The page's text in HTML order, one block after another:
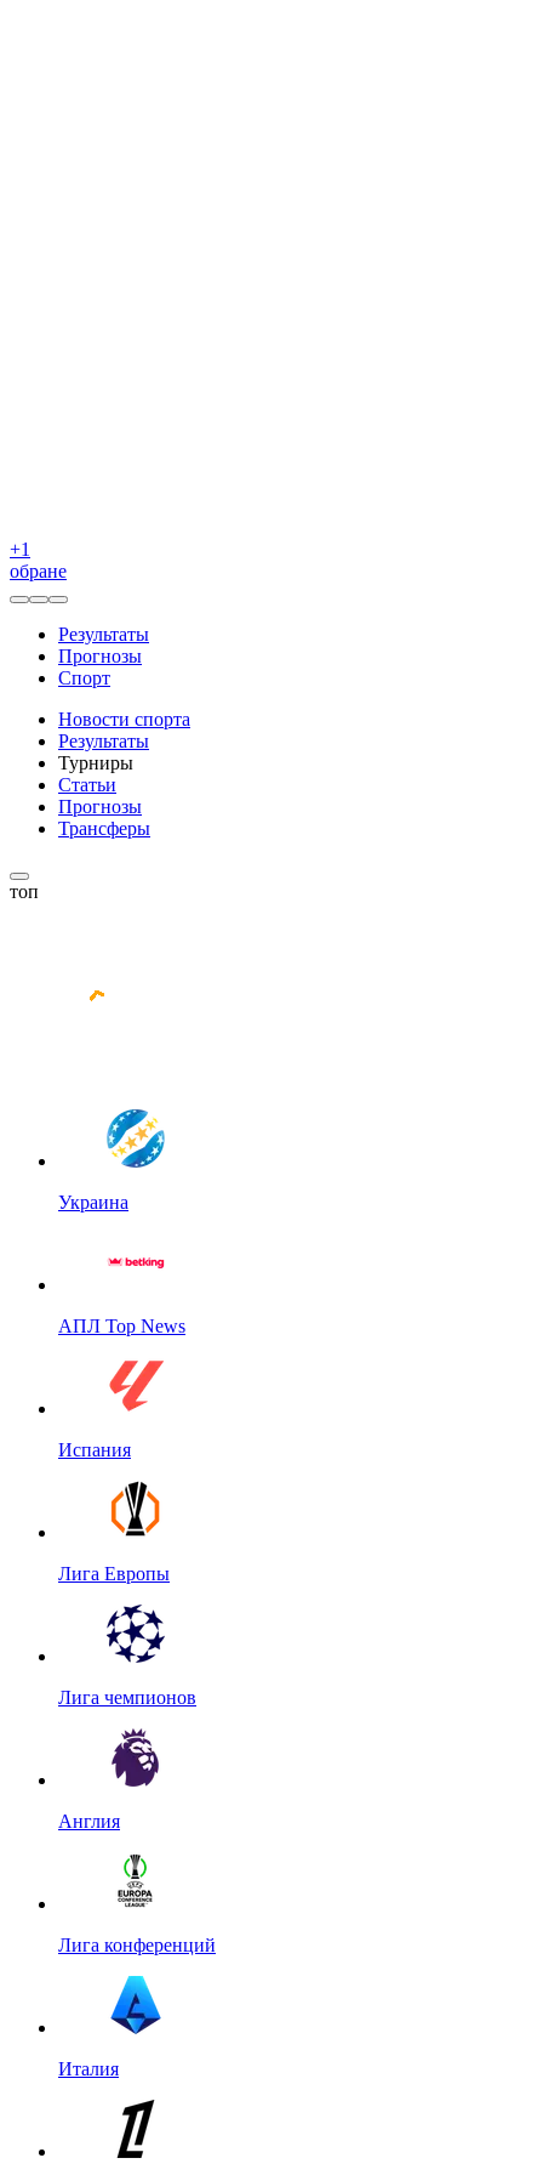
+1
обране
Результаты
Прогнозы
Спорт
Новости спорта
Результаты
Турниры
Статьи
Прогнозы
Трансферы
топ
Украина
АПЛ Top News
Испания
Лига Европы
Лига чемпионов
Англия
Лига конференций
Италия